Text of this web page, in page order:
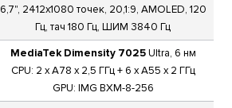
6,7", 2412x1080 точек, 20,1:9, AMOLED, 120
Гц, тач 180 Гц, ШИМ 3840 Гц
MediaTek Dimensity 7025Ultra, 6 нм
CPU: 2 x A78 x 2,5 ГГц + 6 x A55 x 2 ГГц
GPU: IMG BXM-8-256